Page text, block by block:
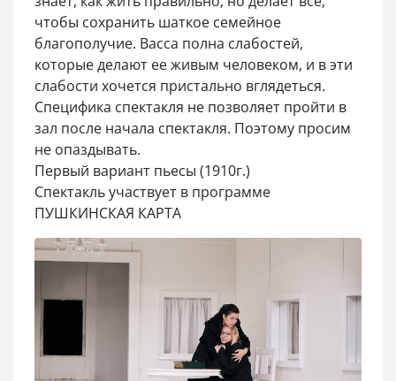
чтобы сохранить шаткое семейное
благополучие. Васса полна слабостей,
которые делают ее живым человеком, и в эти
слабости хочется пристально вглядеться.
Специфика спектакля не позволяет пройти в
зал после начала спектакля. Поэтому просим
не опаздывать.
Первый вариант пьесы (1910г.)
Спектакль участвует в программе
ПУШКИНСКАЯ КАРТА